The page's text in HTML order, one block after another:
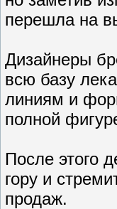
перешла на
Дизайнеры
всю базу
линиям и
полной
После этого
гору и
продаж.